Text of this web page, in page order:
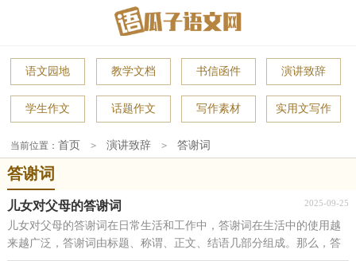
语文园地 教学文档 书信函件 演讲致辞
学生作文 话题作文 写作素材 实用文写作
当前位置：首页 > 演讲致辞 > 答谢词
答谢词
儿女对父母的答谢词 2025-09-25
儿女对父母的答谢词在日常生活和工作中，答谢词在生活中的使用越
来越广泛，答谢词由标题、称谓、正文、结语几部分组成。那么，答